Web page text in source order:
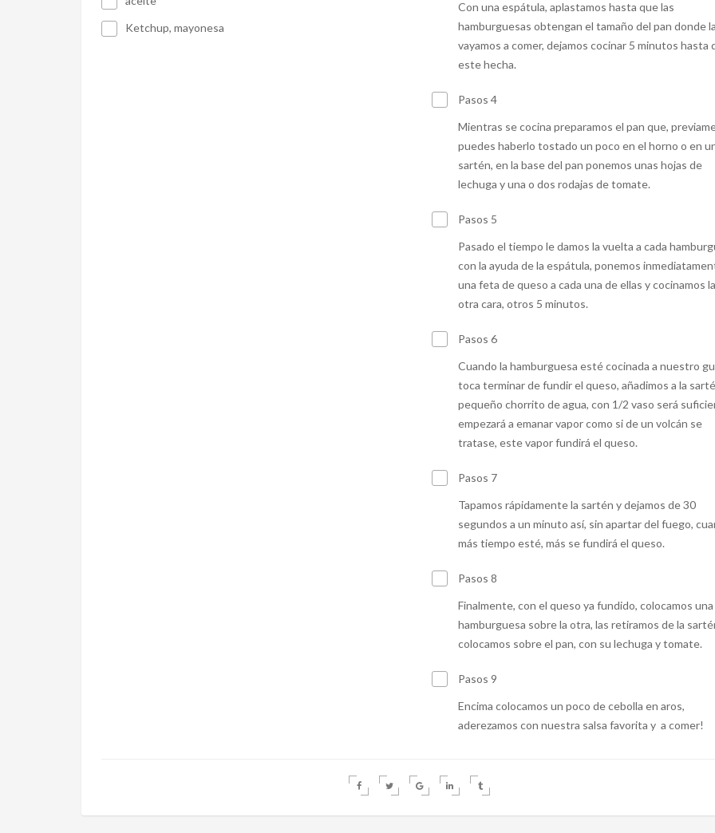
Ketchup, mayonesa
Con una espátula, aplastamos hasta que las
hamburguesas obtengan el tamaño del pan donde la
vayamos a comer, dejamos cocinar 5 minutos hasta
este hecha.
Pasos 4
Mientras se cocina preparamos el pan que,
puedes haberlo tostado un poco en el horno o en
sartén, en la base del pan ponemos unas hojas de
lechuga y una o dos rodajas de tomate.
Pasos 5
Pasado el tiempo le damos la vuelta a cada
con la ayuda de la espátula, ponemos
una feta de queso a cada una de ellas y cocinamos la
otra cara, otros 5 minutos.
Pasos 6
Cuando la hamburguesa esté cocinada a nuestro
toca terminar de fundir el queso, añadimos a la
pequeño chorrito de agua, con 1/2 vaso será
empezará a emanar vapor como si de un volcán se
tratase, este vapor fundirá el queso.
Pasos 7
Tapamos rápidamente la sartén y dejamos de 30
segundos a un minuto así, sin apartar del fuego,
más tiempo esté, más se fundirá el queso.
Pasos 8
Finalmente, con el queso ya fundido, colocamos una
hamburguesa sobre la otra, las retiramos de la
colocamos sobre el pan, con su lechuga y tomate.
Pasos 9
Encima colocamos un poco de cebolla en aros,
aderezamos con nuestra salsa favorita y a comer!